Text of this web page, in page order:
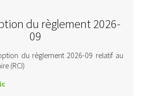
du règlement 2026-
09
du règlement 2026-09 relatif au
(RCI)